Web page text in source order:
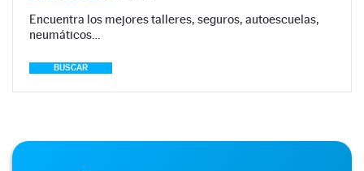
Encuentra los mejores talleres, seguros, autoescuelas,
neumáticos…
BUSCAR